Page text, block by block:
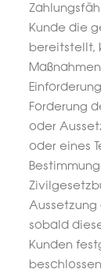
Kunde die
bereitstellt,
Forderung
oder
oder eines
Aussetzung
sobald
Kunden